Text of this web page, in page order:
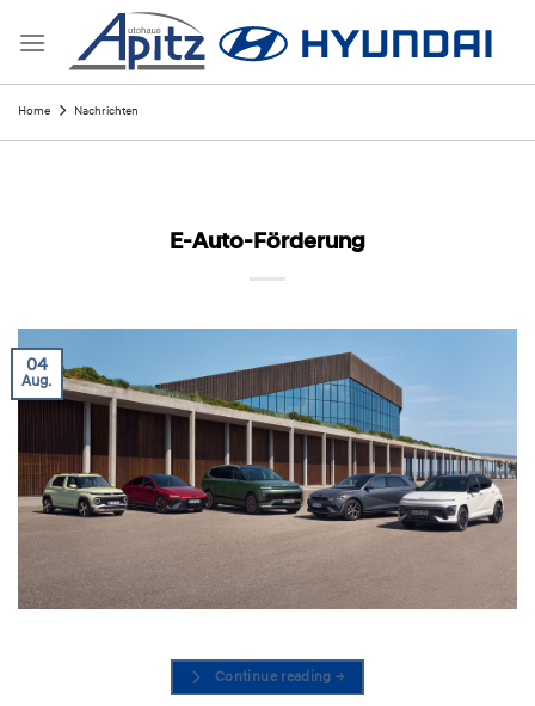
Home Nachrichten
E-Auto-Förderung
04
Aug.
Continue reading→